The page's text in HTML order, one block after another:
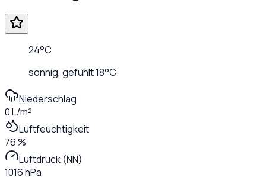
24°C
sonnig, gefühlt18°C
Niederschlag
0 L/m²
Luftfeuchtigkeit
76 %
Luftdruck (NN)
1016 hPa